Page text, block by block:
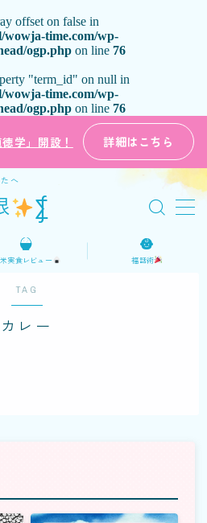
offset on false in
wowja-time.com/wp-
ogp.php on line 76
"term_id" on null in
wowja-time.com/wp-
ogp.php on line 76
学」開設！ 詳細はこちら
⨋
へ
実食レビュー 福話術
TAG
カレー